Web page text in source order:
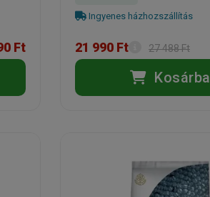
Ft
Ingyenes házhozszállítás
21 990 Ft 27 488 Ft
Kosárba